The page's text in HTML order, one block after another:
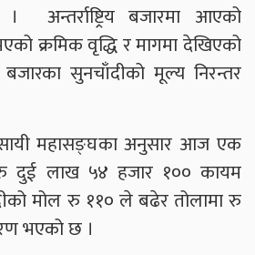
अन्तर्राष्ट्रिय बजारमा आएको
क्रमिक वृद्धि र मागमा देखिएको
सुनचाँदीको मूल्य निरन्तर
महासङ्घका अनुसार आज एक
दुई लाख ५४ हजार १०० कायम
मोल रु ११० ले बढेर तोलामा रु
भएको छ ।